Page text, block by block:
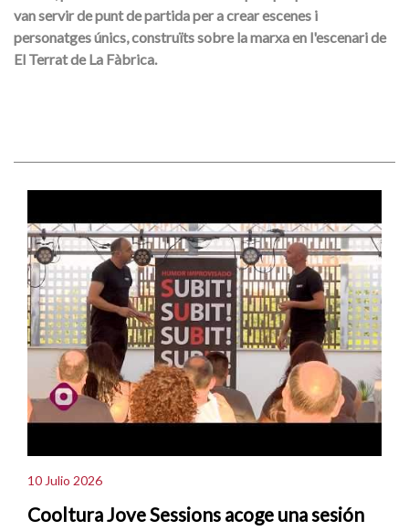
van servir de punt de partida per a crear escenes i
personatges únics, construïts sobre la marxa en l'escenari de
El Terrat de La Fàbrica.
10 Julio 2026
Cooltura Jove Sessions acoge una sesión